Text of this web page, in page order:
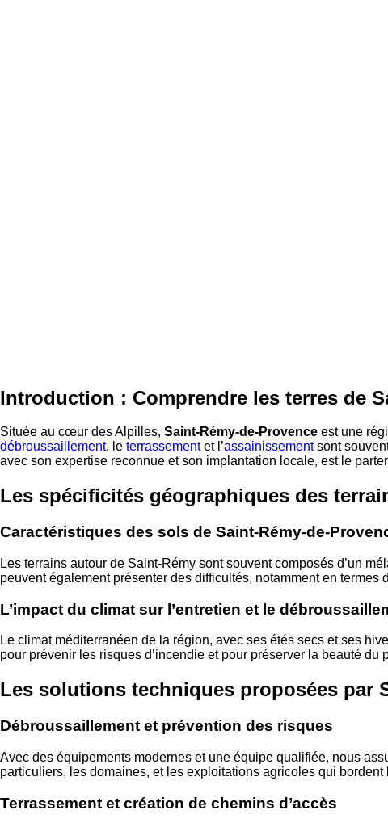
Introduction : Comprendre les terres de
Située au cœur des Alpilles, Saint-Rémy-de-Provence est une
débroussaillement, le terrassementet l’assainissementsont
avec son expertise reconnue et son implantation locale, est le
Les spécificités géographiques des
Caractéristiques des sols de Saint-Rémy-de-
Les terrains autour de Saint-Rémy sont souvent composés d’un
peuvent également présenter des difficultés, notamment en
L’impact du climat sur l’entretien et le
Le climat méditerranéen de la région, avec ses étés secs et ses
pour prévenir les risques d’incendie et pour préserver la beauté du
Les solutions techniques proposées par
Débroussaillement et prévention des risques
Avec des équipements modernes et une équipe qualifiée, nous
particuliers, les domaines, et les exploitations agricoles qui bordent
Terrassement et création de chemins d’accès